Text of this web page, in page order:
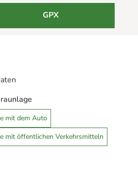
GPX
mit dem Auto
mit öffentlichen Verkehrsmitteln